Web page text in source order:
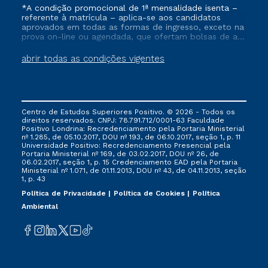
abrir todas as condições vigentes
*A condição promocional de 1ª mensalidade isenta –
referente à matrícula – aplica-se aos candidatos
aprovados em todas as formas de ingresso, exceto na
prova on-line ou agendada, que ofertam bolsas de até
vigente, que ainda não tenham efetivado e/ou não
tenham cancelado ou trancado sua matrícula em uma
via FIES, Prouni e outros programas governamentais, e
não se acumula com nenhuma outra campanha
ofertada pela Instituição.
Centro de Estudos Superiores Positivo. © 2026 - Todos os
direitos reservados. CNPJ: 78.791.712/0001-63 Faculdade
Positivo Londrina: Recredenciamento pela Portaria Ministerial
nº 1.285, de 05.10.2017, DOU nº 193, de 06.10.2017, seção 1, p. 11
Universidade Positivo: Recredenciamento Presencial ​pela
Portaria Ministerial nº 169, de 03.02.2017, DOU nº 26, de
06.02.2017, seção 1, p. 15 Credenciamento EAD pela Portaria
Ministerial nº 1.071, de 01.11.2013, DOU nº 43, de 04.11.2013, seção
1, p. 43
Política de Privacidade
Política de Cookies
Política
Ambiental